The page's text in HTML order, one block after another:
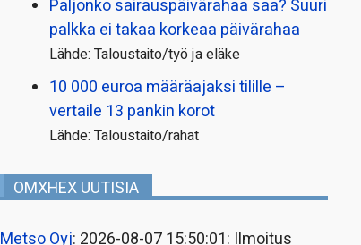
Paljonko sairauspäivä­rahaa saa? Suuri
palkka ei takaa korkeaa päivärahaa
Lähde: Taloustaito/työ ja eläke
10 000 euroa määräajaksi tilille –
vertaile 13 pankin korot
Lähde: Taloustaito/rahat
OMXHEX UUTISIA
Metso Oyj: 2026-08-07 15:50:01: Ilmoitus